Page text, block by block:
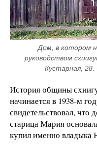
Дом, в котором
руководством
Кустарная,
История общины
начинается в 1938-м
свидетельствовал, что
старица Мария
купил именно владыка